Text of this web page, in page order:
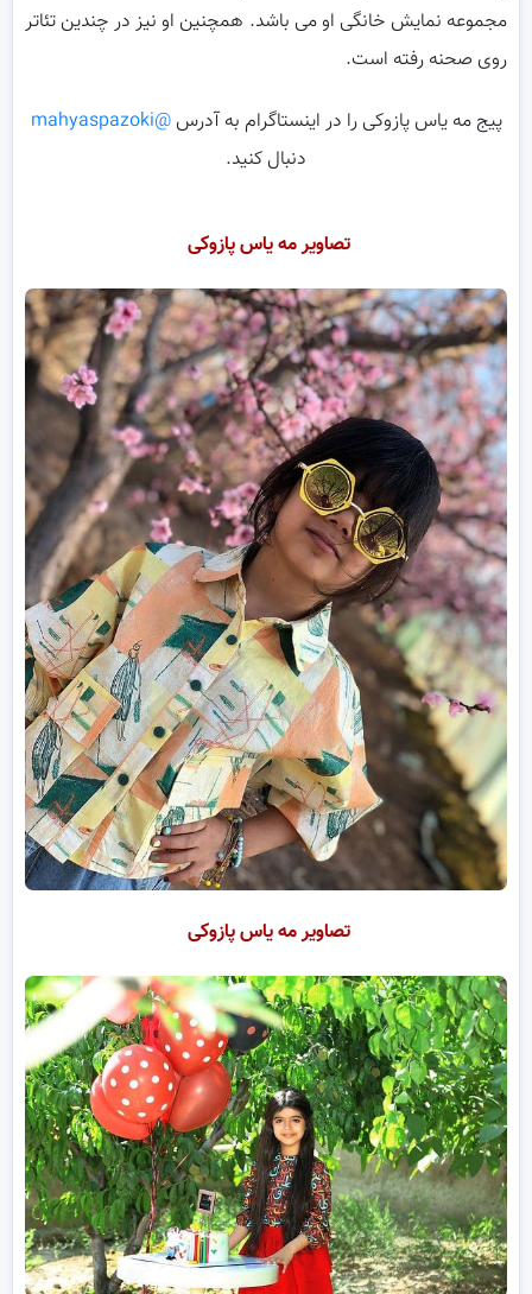
مجموعه نمایش خانگی او می باشد. همچنین او نیز در چندین تئاتر
روی صحنه رفته است.
پیج مه یاس پازوکی را در اینستاگرام به آدرس@mahyaspazoki
دنبال کنید.
تصاویر مه یاس پازوکی
تصاویر مه یاس پازوکی